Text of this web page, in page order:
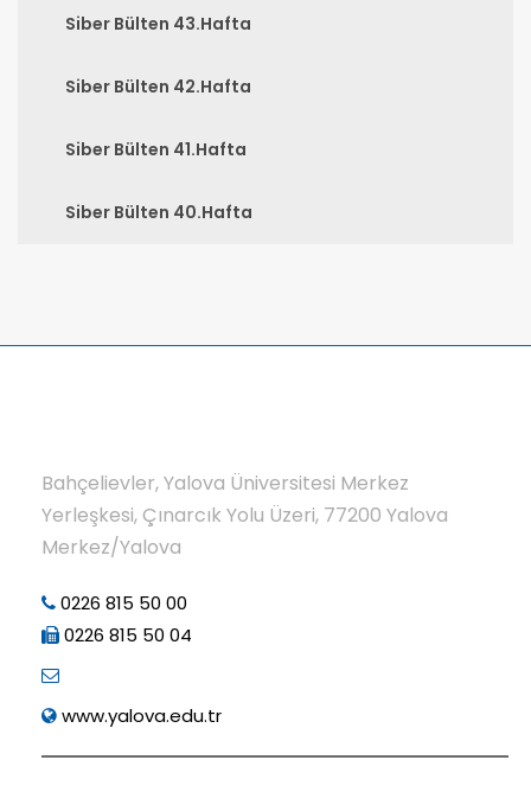
Siber Bülten 43.Hafta
Siber Bülten 42.Hafta
Siber Bülten 41.Hafta
Siber Bülten 40.Hafta
Bahçelievler, Yalova Üniversitesi Merkez
Yerleşkesi, Çınarcık Yolu Üzeri, 77200 Yalova
Merkez/Yalova
0226 815 50 00
0226 815 50 04
www.yalova.edu.tr